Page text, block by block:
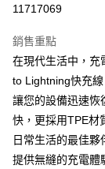
AFTEE先享後付
相關說明
【關於「AFTEE先
AFTEE先享後付是
便利好安心！
１．簡單：不需註
２．便利：只要手
３．安心：先確認
ATM付款
運送方式
付款後全家取貨
11717069
銷售重點
在現代生活中，充
to Lightning快充
讓您的設備迅速恢
快，更採用TPE材
日常生活的最佳
提供無縫的充電體